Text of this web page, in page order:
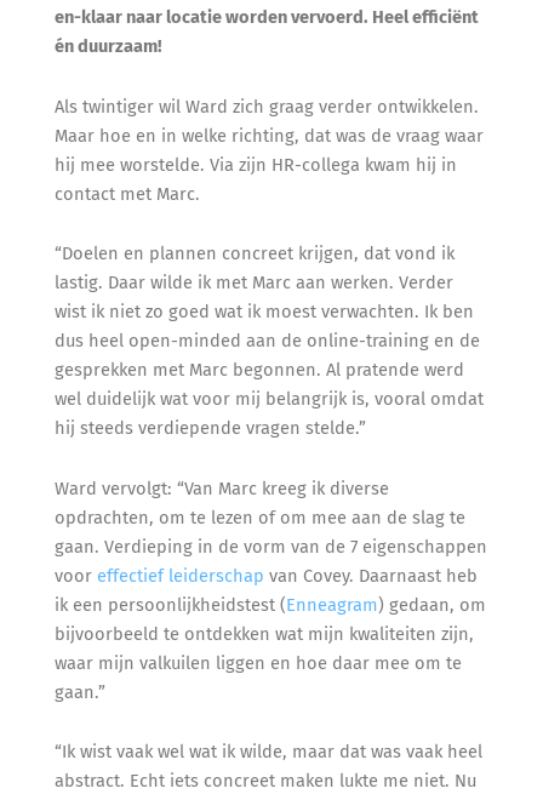
en-klaar naar locatie worden vervoerd. Heel efficiënt
én duurzaam!
Als twintiger wil Ward zich graag verder ontwikkelen.
Maar hoe en in welke richting, dat was de vraag waar
hij mee worstelde. Via zijn HR-collega kwam hij in
contact met Marc.
“Doelen en plannen concreet krijgen, dat vond ik
lastig. Daar wilde ik met Marc aan werken. Verder
wist ik niet zo goed wat ik moest verwachten. Ik ben
dus heel open-minded aan de online-training en de
gesprekken met Marc begonnen. Al pratende werd
wel duidelijk wat voor mij belangrijk is, vooral omdat
hij steeds verdiepende vragen stelde.”
Ward vervolgt: “Van Marc kreeg ik diverse
opdrachten, om te lezen of om mee aan de slag te
gaan. Verdieping in de vorm van de 7 eigenschappen
voor effectief leiderschap van Covey. Daarnaast heb
ik een persoonlijkheidstest (Enneagram) gedaan, om
bijvoorbeeld te ontdekken wat mijn kwaliteiten zijn,
waar mijn valkuilen liggen en hoe daar mee om te
gaan.”
“Ik wist vaak wel wat ik wilde, maar dat was vaak heel
abstract. Echt iets concreet maken lukte me niet. Nu